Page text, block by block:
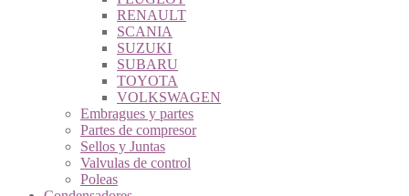
RENAULT
SCANIA
SUZUKI
SUBARU
TOYOTA
VOLKSWAGEN
Embragues y partes
Partes de compresor
Sellos y Juntas
Valvulas de control
Poleas